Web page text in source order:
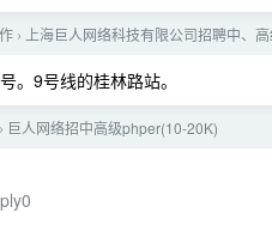
› 上海巨人网络科技有限公司招聘中、
。9号线的桂林路站。
› 巨人网络招中高级phper(10-20K)